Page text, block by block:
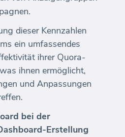
dieser Kennzahlen
ein umfassendes
ihrer Quora-
ihnen ermöglicht,
und Anpassungen
bei der
Erstellung